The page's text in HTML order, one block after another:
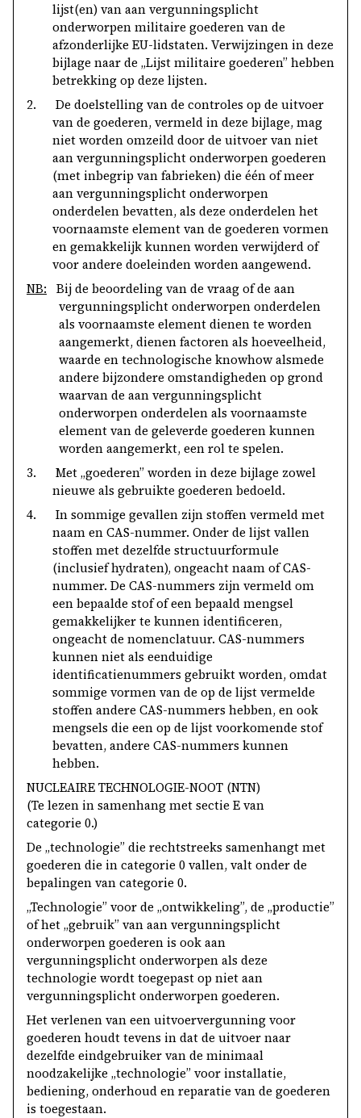
lijst(en) van aan vergunningsplicht
onderworpen militaire goederen van de
afzonderlijke EU-lidstaten. Verwijzingen in deze
bijlage naar de „Lijst militaire goederen” hebben
betrekking op deze lijsten.
2.
De doelstelling van de controles op de uitvoer
van de goederen, vermeld in deze bijlage, mag
niet worden omzeild door de uitvoer van niet
aan vergunningsplicht onderworpen goederen
(met inbegrip van fabrieken) die één of meer
aan vergunningsplicht onderworpen
onderdelen bevatten, als deze onderdelen het
voornaamste element van de goederen vormen
en gemakkelijk kunnen worden verwijderd of
voor andere doeleinden worden aangewend.
NB:
Bij de beoordeling van de vraag of de aan
vergunningsplicht onderworpen onderdelen
als voornaamste element dienen te worden
aangemerkt, dienen factoren als hoeveelheid,
waarde en technologische knowhow alsmede
andere bijzondere omstandigheden op grond
waarvan de aan vergunningsplicht
onderworpen onderdelen als voornaamste
element van de geleverde goederen kunnen
worden aangemerkt, een rol te spelen.
3.
Met „goederen” worden in deze bijlage zowel
nieuwe als gebruikte goederen bedoeld.
4.
In sommige gevallen zijn stoffen vermeld met
naam en CAS-nummer. Onder de lijst vallen
stoffen met dezelfde structuurformule
(inclusief hydraten), ongeacht naam of CAS-
nummer. De CAS-nummers zijn vermeld om
een bepaalde stof of een bepaald mengsel
gemakkelijker te kunnen identificeren,
ongeacht de nomenclatuur. CAS-nummers
kunnen niet als eenduidige
identificatienummers gebruikt worden, omdat
sommige vormen van de op de lijst vermelde
stoffen andere CAS-nummers hebben, en ook
mengsels die een op de lijst voorkomende stof
bevatten, andere CAS-nummers kunnen
hebben.
NUCLEAIRE TECHNOLOGIE-NOOT (NTN)
(Te lezen in samenhang met sectie E van
categorie 0.)
De „technologie” die rechtstreeks samenhangt met
goederen die in categorie 0 vallen, valt onder de
bepalingen van categorie 0.
„Technologie” voor de „ontwikkeling”, de „productie”
of het „gebruik” van aan vergunningsplicht
onderworpen goederen is ook aan
vergunningsplicht onderworpen als deze
technologie wordt toegepast op niet aan
vergunningsplicht onderworpen goederen.
Het verlenen van een uitvoervergunning voor
goederen houdt tevens in dat de uitvoer naar
dezelfde eindgebruiker van de minimaal
noodzakelijke „technologie” voor installatie,
bediening, onderhoud en reparatie van de goederen
is toegestaan.